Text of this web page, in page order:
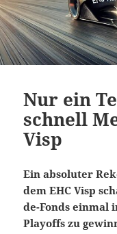
Nur ein
schnell
Visp
Ein absoluter
dem EHC Visp
de-Fonds einmal
Playoffs zu